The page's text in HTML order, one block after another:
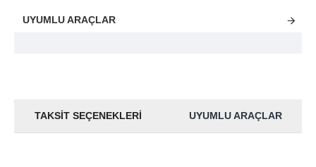
UYUMLU ARAÇLAR
TAKSIT SEÇENEKLERI UYUMLU ARAÇLAR